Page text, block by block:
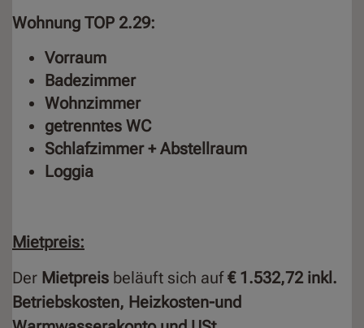
Wohnung TOP 2.29:
Vorraum
Badezimmer
Wohnzimmer
getrenntes WC
Schlafzimmer + Abstellraum
Loggia
Mietpreis:
Der Mietpreis beläuft sich auf€ 1.532,72 inkl.
Betriebskosten, Heizkosten-und